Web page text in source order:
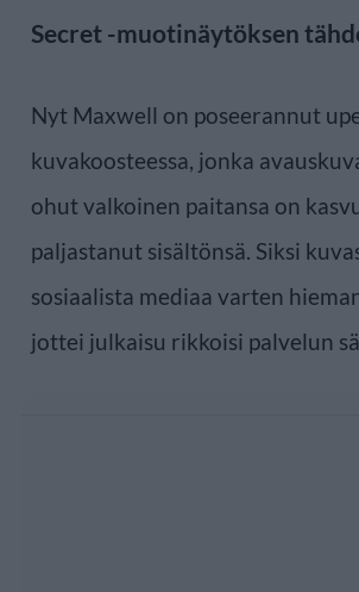
Secret -muotinäytöksen
Nyt Maxwell on poseerannut
kuvakoosteessa, jonka
ohut valkoinen paitansa on
paljastanut sisältönsä. Siksi
sosiaalista mediaa varten
jottei julkaisu rikkoisi palvelun